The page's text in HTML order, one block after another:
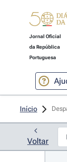
Jornal Oficial
da República
Portuguesa
Início
Voltar